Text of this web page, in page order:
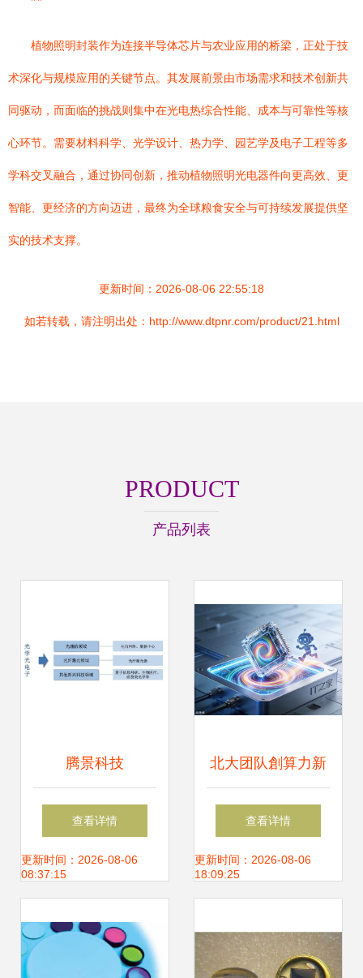
植物照明封装作为连接半导体芯片与农业应用的桥梁，正处于技
术深化与规模应用的关键节点。其发展前景由市场需求和技术创新共
同驱动，而面临的挑战则集中在光电热综合性能、成本与可靠性等核
心环节。需要材料科学、光学设计、热力学、园艺学及电子工程等多
学科交叉融合，通过协同创新，推动植物照明光电器件向更高效、更
智能、更经济的方向迈进，最终为全球粮食安全与可持续发展提供坚
实的技术支撑。
更新时间：2026-08-06 22:55:18
如若转载，请注明出处：http://www.dtpnr.com/product/21.html
PRODUCT
产品列表
腾景科技
（787195）申购指
南 时间节奏、上市
查看详情
更新时间：2026-08-06
08:37:15
北大团队創算力新
紀元 全新计算架构
破解后摩尔时代光
查看详情
更新时间：2026-08-06
18:09:25